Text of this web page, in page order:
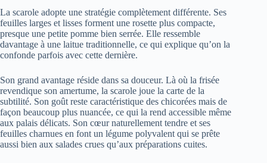
La scarole adopte une stratégie complètement différente. Ses
feuilles larges et lisses forment une rosette plus compacte,
presque une petite pomme bien serrée. Elle ressemble
davantage à une laitue traditionnelle, ce qui explique qu’on la
confonde parfois avec cette dernière.
Son grand avantage réside dans sa douceur. Là où la frisée
revendique son amertume, la scarole joue la carte de la
subtilité. Son goût reste caractéristique des chicorées mais de
façon beaucoup plus nuancée, ce qui la rend accessible même
aux palais délicats. Son cœur naturellement tendre et ses
feuilles charnues en font un légume polyvalent qui se prête
aussi bien aux salades crues qu’aux préparations cuites.